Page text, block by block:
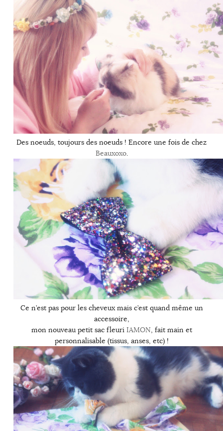
Des noeuds, toujours des noeuds ! Encore une fois de chez
Beauxoxo.
Ce n’est pas pour les cheveux mais c’est quand même un
accessoire,
mon nouveau petit sac fleuri IAMON , fait main et
personnalisable (tissus, anses, etc) !